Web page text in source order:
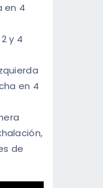
en 4
y 4
en 4
de